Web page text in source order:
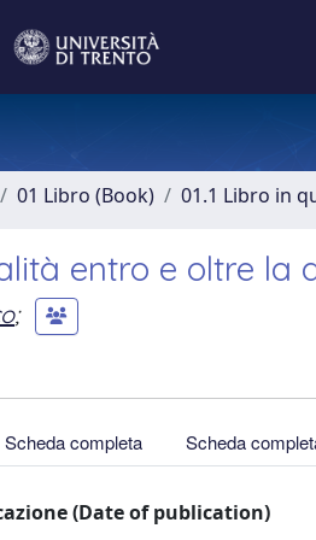
01 Libro (Book) 01.1 Libro in
entro e oltre la
;
Scheda completa Scheda
(Date of publication)